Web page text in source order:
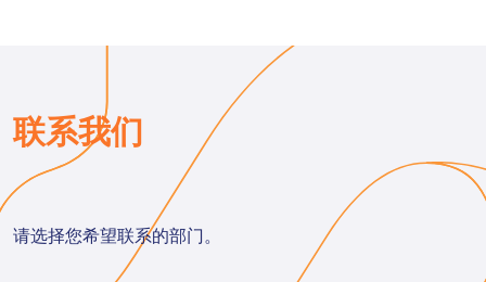
联系我们
请选择您希望联系的部门。